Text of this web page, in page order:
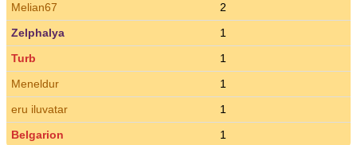
Melian67
2
Zelphalya
1
Turb
1
Meneldur
1
eru iluvatar
1
Belgarion
1